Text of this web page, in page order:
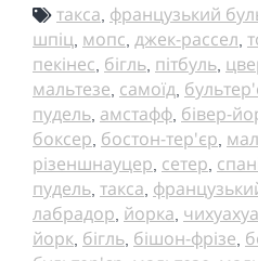
такса французький
шпіц мопс джек-рассел
пекінес бігль пітбуль
мальтезе самоїд
пудель амстафф бівер-
боксер бостон-тер'єр
різеншнауцер сетер
пудель такса
лабрадор йорка чихуахуа
йорк бігль бішон-фрізе